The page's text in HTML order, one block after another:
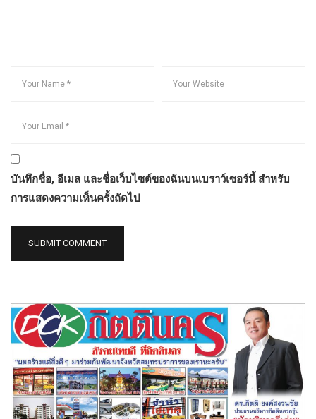
บันทึกชื่อ, อีเมล และชื่อเว็บไซต์ของฉันบนเบราว์เซอร์นี้ สำหรับ
การแสดงความเห็นครั้งถัดไป